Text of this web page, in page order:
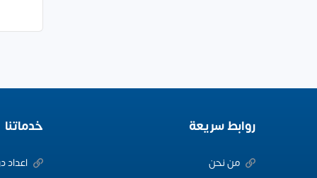
روابط سريعة
من نحن
خدماتنا
اعداد